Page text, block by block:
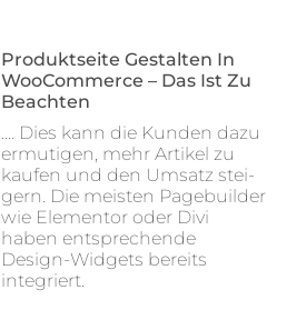
Pro­dukt­sei­te Gestal­ten In
Woo­Com­mer­ce – Das Ist Zu
Beachten
.… Dies kann die Kun­den dazu
ermu­ti­gen, mehr Arti­kel zu
kau­fen und den Umsatz stei­
gern. Die mei­sten Page­buil­der
wie Ele­men­tor oder Divi
haben ent­spre­chen­de
Design-Wid­gets bereits
integriert.